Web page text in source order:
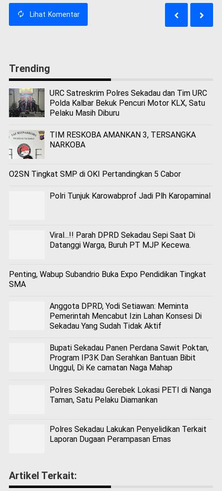
Lihat Komentar
Trending
URC Satreskrim Polres Sekadau dan Tim URC
Polda Kalbar Bekuk Pencuri Motor KLX, Satu
Pelaku Masih Diburu
TIM RESKOBA AMANKAN 3, TERSANGKA
NARKOBA
O2SN Tingkat SMP di OKI Pertandingkan 5 Cabor
Polri Tunjuk Karowabprof Jadi Plh Karopaminal
Viral...!! Parah DPRD Sekadau Sepi Saat Di
Datanggi Warga, Buruh PT MJP Kecewa.
Penting, Wabup Subandrio Buka Expo Pendidikan Tingkat
SMA
Anggota DPRD, Yodi Setiawan: Meminta
Pemerintah Mencabut Izin Lahan Konsesi Di
Sekadau Yang Sudah Tidak Aktif
Bupati Sekadau Panen Perdana Sawit Poktan,
Program IP3K Dan Serahkan Bantuan Bibit
Unggul, Di Ke camatan Naga Mahap
Polres Sekadau Gerebek Lokasi PETI di Nanga
Taman, Satu Pelaku Diamankan
Polres Sekadau Lakukan Penyelidikan Terkait
Laporan Dugaan Perampasan Emas
Artikel Terkait: